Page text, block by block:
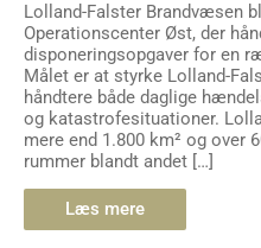
Lolland-Falster Brandvæsen
Operationscenter Øst, der
disponeringsopgaver for en
Målet er at styrke Lolland-
håndtere både daglige
og katastrofesituationer.
mere end 1.800 km² og over
rummer blandt andet […]
Læs mere